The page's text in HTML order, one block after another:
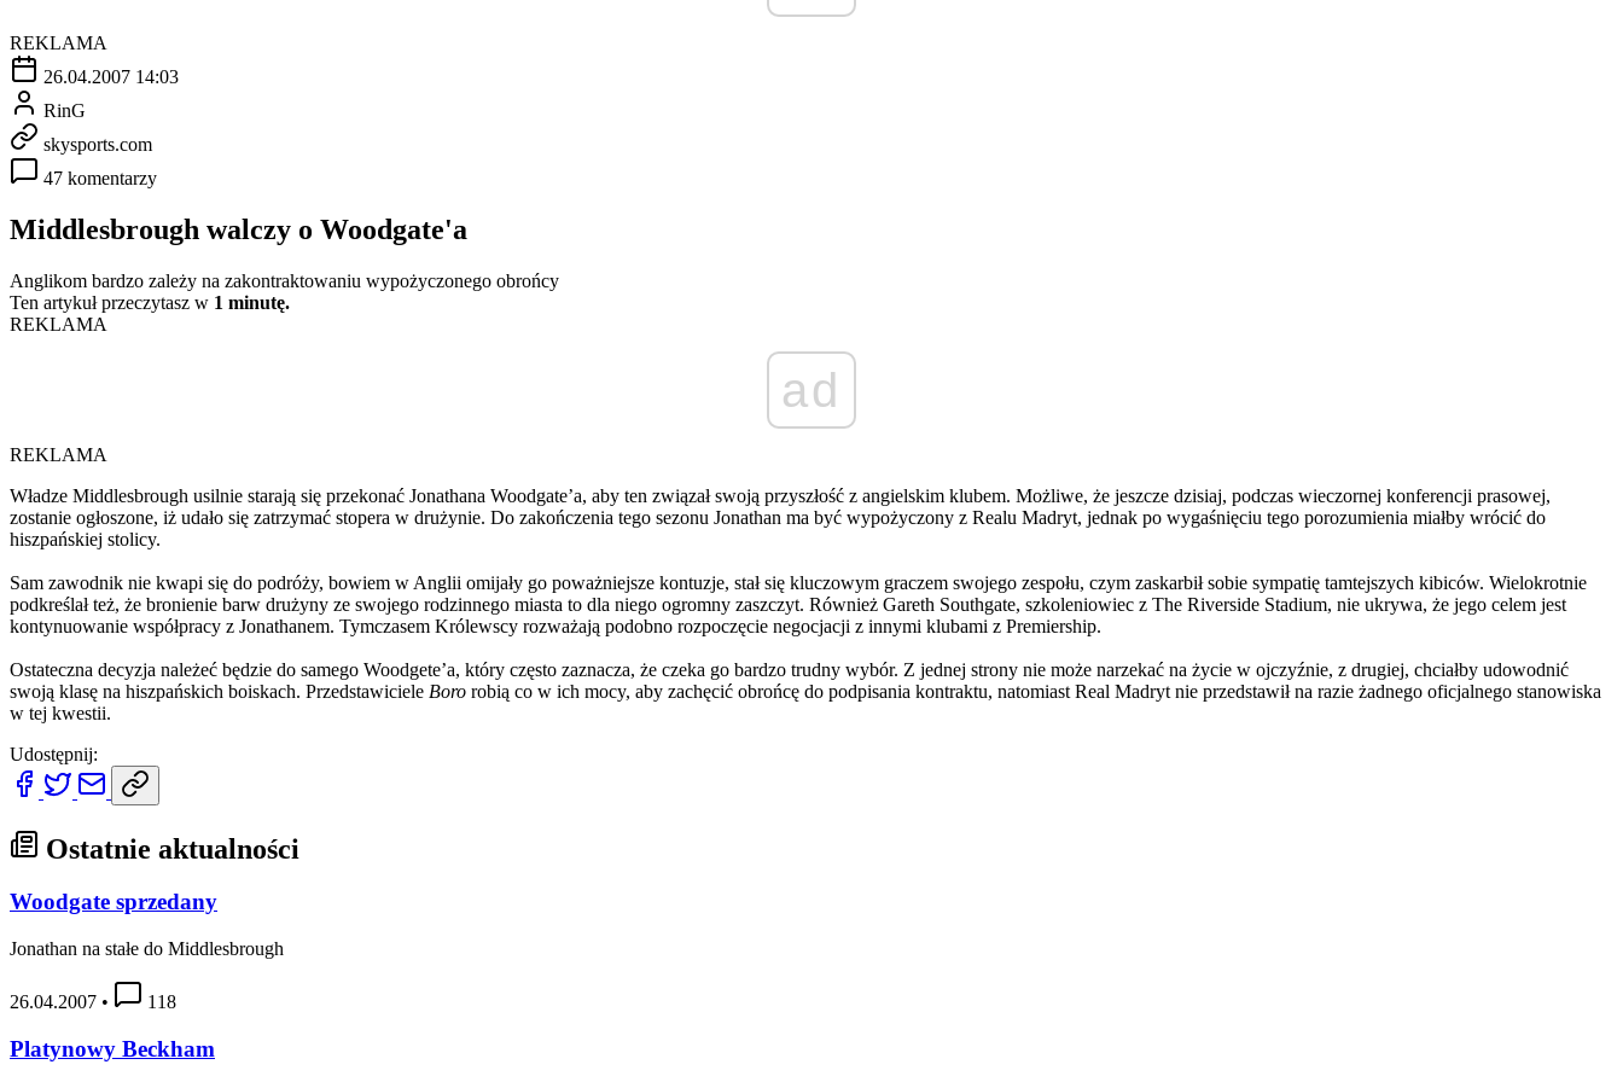
REKLAMA
26.04.2007 14:03
RinG
skysports.com
47 komentarzy
Middlesbrough walczy o Woodgate'a
Anglikom bardzo zależy na zakontraktowaniu wypożyczonego obrońcy
Ten artykuł przeczytasz w 1 minutę.
REKLAMA
ad
REKLAMA
Władze Middlesbrough usilnie starają się przekonać Jonathana Woodgate’a, aby ten związał swoją przyszłość z angielskim klubem. Możliwe, że jeszcze dzisiaj, podczas wieczornej konferencji prasowej,
zostanie ogłoszone, iż udało się zatrzymać stopera w drużynie. Do zakończenia tego sezonu Jonathan ma być wypożyczony z Realu Madryt, jednak po wygaśnięciu tego porozumienia miałby wrócić do
hiszpańskiej stolicy.
Sam zawodnik nie kwapi się do podróży, bowiem w Anglii omijały go poważniejsze kontuzje, stał się kluczowym graczem swojego zespołu, czym zaskarbił sobie sympatię tamtejszych kibiców. Wielokrotnie
podkreślał też, że bronienie barw drużyny ze swojego rodzinnego miasta to dla niego ogromny zaszczyt. Również Gareth Southgate, szkoleniowiec z The Riverside Stadium, nie ukrywa, że jego celem jest
kontynuowanie współpracy z Jonathanem. Tymczasem Królewscy rozważają podobno rozpoczęcie negocjacji z innymi klubami z Premiership.
Ostateczna decyzja należeć będzie do samego Woodgete’a, który często zaznacza, że czeka go bardzo trudny wybór. Z jednej strony nie może narzekać na życie w ojczyźnie, z drugiej, chciałby udowodnić
swoją klasę na hiszpańskich boiskach. Przedstawiciele Boro robią co w ich mocy, aby zachęcić obrońcę do podpisania kontraktu, natomiast Real Madryt nie przedstawił na razie żadnego oficjalnego stanowiska
w tej kwestii.
Udostępnij:
Ostatnie aktualności
Woodgate sprzedany
Jonathan na stałe do Middlesbrough
26.04.2007 • 118
Platynowy Beckham